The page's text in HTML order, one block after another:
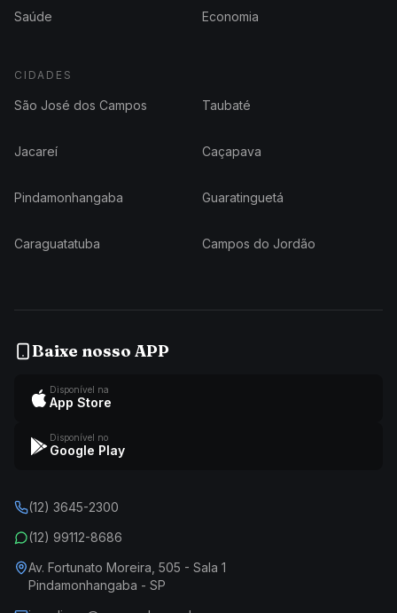
Saúde Economia
CIDADES
São José dos Campos Taubaté
Jacareí Caçapava
Pindamonhangaba Guaratinguetá
Caraguatatuba Campos do Jordão
Baixe nosso APP
Disponível na
App Store
Disponível no
Google Play
(12) 3645-2300
(12) 99112-8686
Av. Fortunato Moreira, 505 - Sala 1
Pindamonhangaba - SP